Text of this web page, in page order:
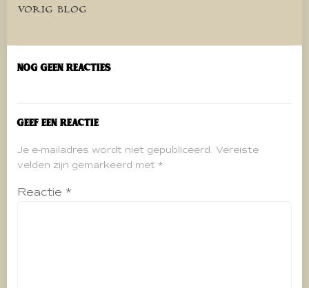
Bericht
navigatie
VORIG BLOG
Nog geen reacties
Geef een reactie
Je e-mailadres wordt niet gepubliceerd. Vereiste
velden zijn gemarkeerd met *
Reactie *